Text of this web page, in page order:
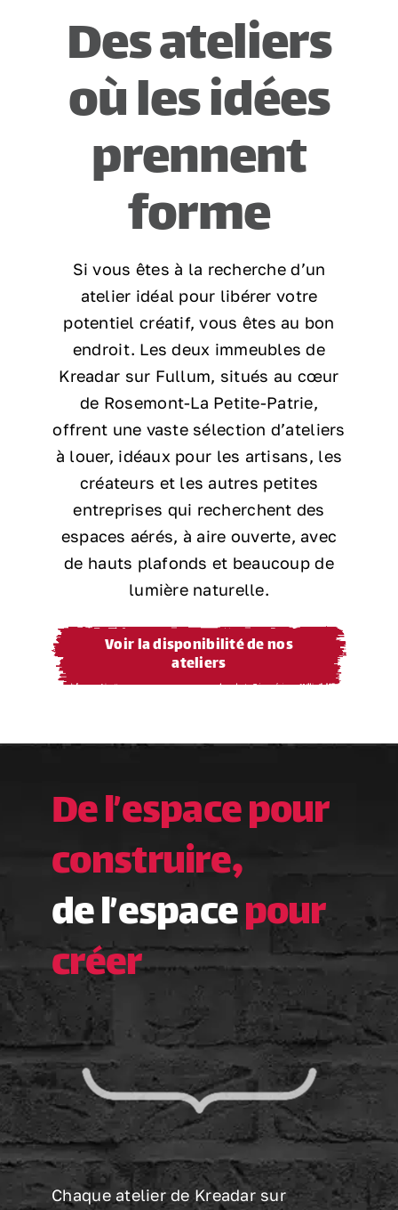
Nous joindre
Des ateliers
où les idées
prennent
forme
Si vous êtes à la recherche d’un
atelier idéal pour libérer votre
potentiel créatif, vous êtes au bon
endroit. Les deux immeubles de
Kreadar sur Fullum, situés au cœur
de Rosemont-La Petite-Patrie,
offrent une vaste sélection d’ateliers
à louer, idéaux pour les artisans, les
créateurs et les autres petites
entreprises qui recherchent des
espaces aérés, à aire ouverte, avec
de hauts plafonds et beaucoup de
lumière naturelle.
Voir la disponibilité de nos
ateliers
De l’espace pour
construire,
de l’espacepour
créer
Chaque atelier de Kreadar sur